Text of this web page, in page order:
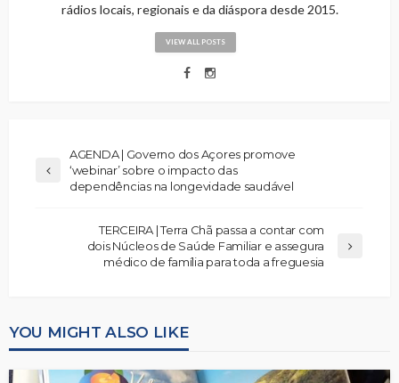
rádios locais, regionais e da diáspora desde 2015.
VIEW ALL POSTS
AGENDA | Governo dos Açores promove
‘webinar’ sobre o impacto das
dependências na longevidade saudável
TERCEIRA | Terra Chã passa a contar com
dois Núcleos de Saúde Familiar e assegura
médico de família para toda a freguesia
YOU MIGHT ALSO LIKE